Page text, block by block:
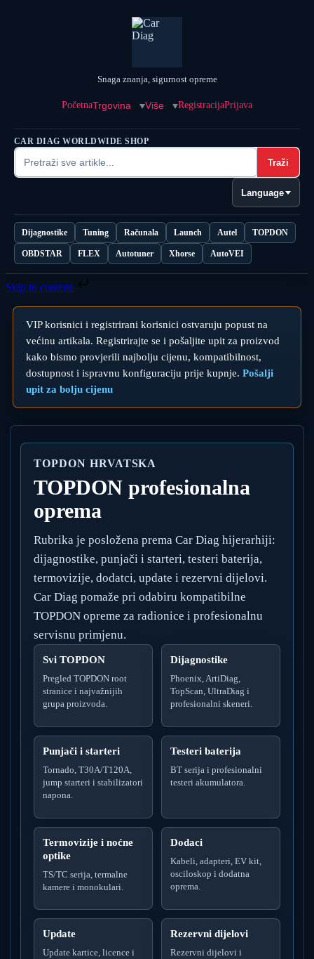
Snaga znanja, sigurnost opreme
PočetnaTrgovina Više RegistracijaPrijava
CAR DIAG WORLDWIDE SHOP
Traži
Language
Dijagnostike Tuning Računala Launch Autel TOPDON
OBDSTAR FLEX Autotuner Xhorse AutoVEI
Skip to content
VIP korisnici i registrirani korisnici ostvaruju popust na
većinu artikala. Registrirajte se i pošaljite upit za proizvod
kako bismo provjerili najbolju cijenu, kompatibilnost,
dostupnost i ispravnu konfiguraciju prije kupnje. Pošalji
upit za bolju cijenu
TOPDON HRVATSKA
TOPDON profesionalna
oprema
Rubrika je posložena prema Car Diag hijerarhiji:
dijagnostike, punjači i starteri, testeri baterija,
termovizije, dodatci, update i rezervni dijelovi.
Car Diag pomaže pri odabiru kompatibilne
TOPDON opreme za radionice i profesionalnu
servisnu primjenu.
Svi TOPDON
Pregled TOPDON root
stranice i najvažnijih
grupa proizvoda.
Dijagnostike
Phoenix, ArtiDiag,
TopScan, UltraDiag i
profesionalni skeneri.
Punjači i starteri
Tornado, T30A/T120A,
jump starteri i stabilizatori
napona.
Testeri baterija
BT serija i profesionalni
testeri akumulatora.
Termovizije i noćne
optike
TS/TC serija, termalne
kamere i monokulari.
Dodaci
Kabeli, adapteri, EV kit,
osciloskop i dodatna
oprema.
Update
Update kartice, licence i
Rezervni dijelovi
Rezervni dijelovi i